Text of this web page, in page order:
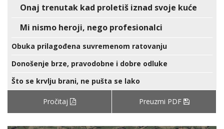
Onaj trenutak kad proletiš iznad svoje kuće
Mi nismo heroji, nego profesionalci
Obuka prilagođena suvremenom ratovanju
Donošenje brze, pravodobne i dobre odluke
Što se krvlju brani, ne pušta se lako
Pročitaj Preuzmi PDF